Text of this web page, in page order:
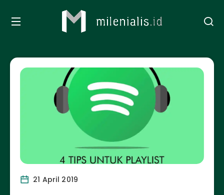
21 April 2019